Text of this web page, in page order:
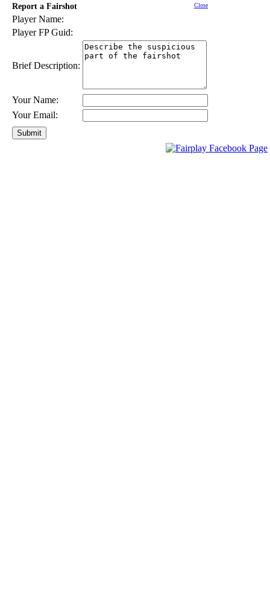
Report a Fairshot Close
Player Name:
Player FP Guid:
Brief Description:
Your Name:
Your Email: